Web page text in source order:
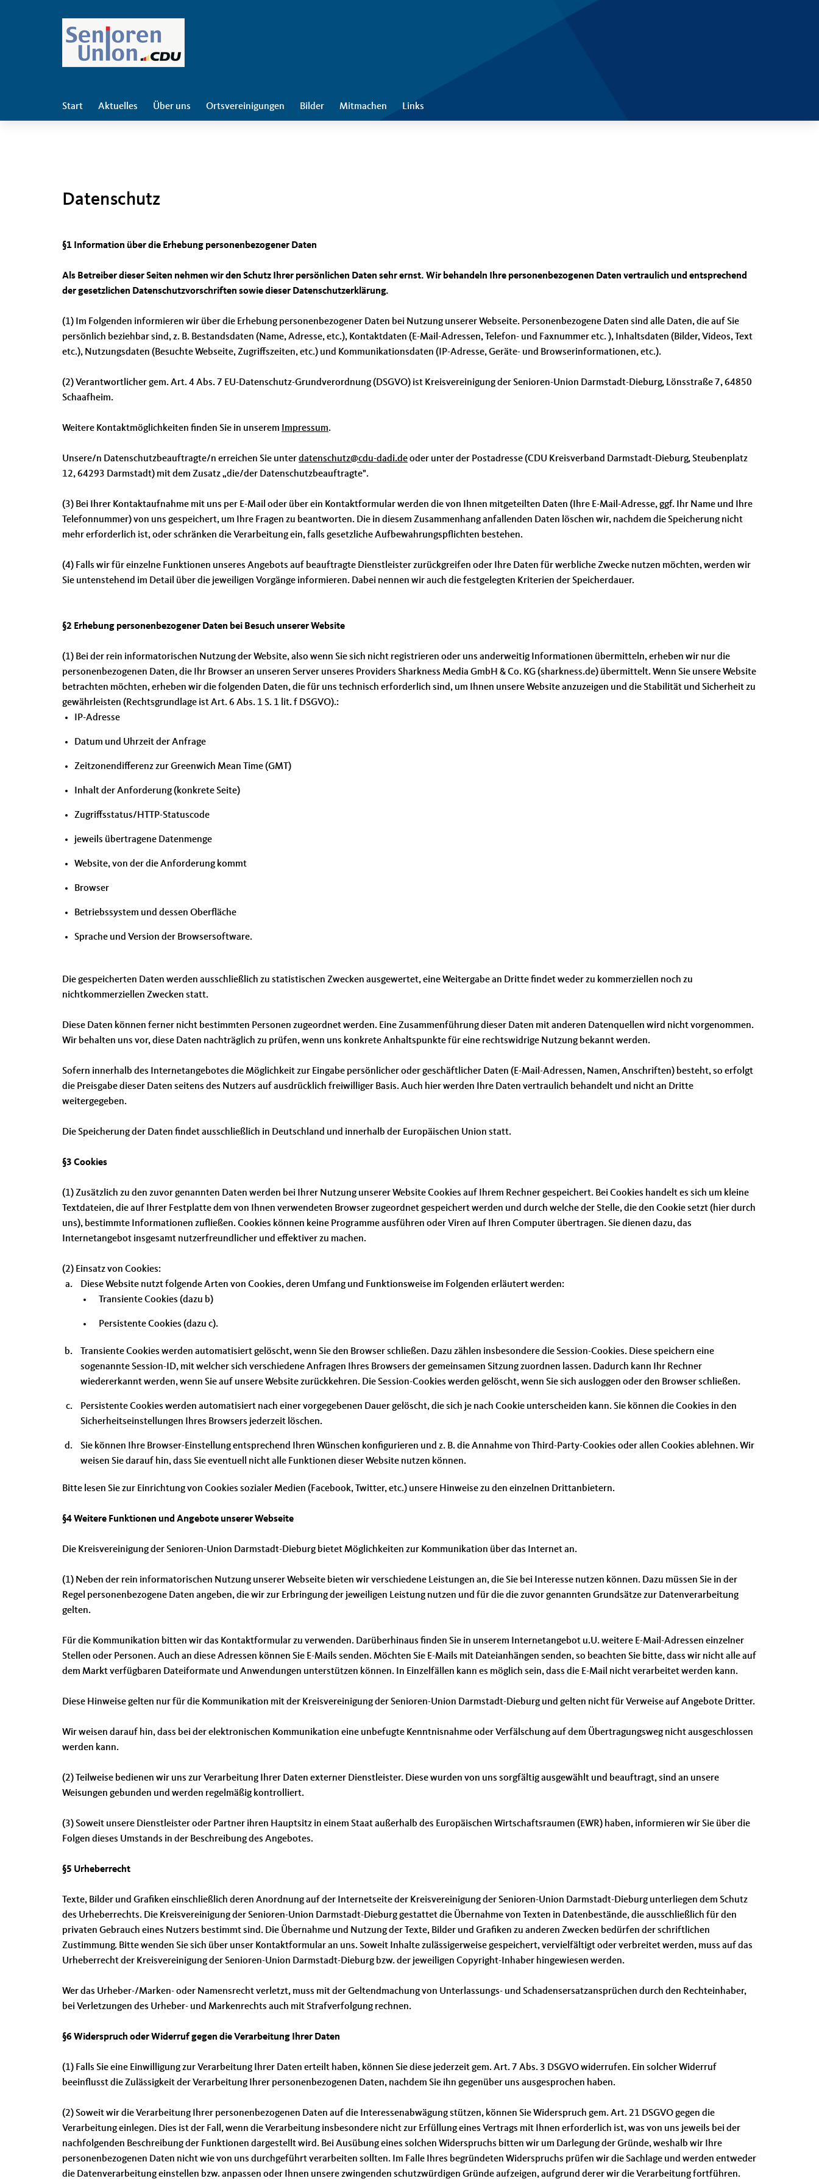
Start Aktuelles Über uns Ortsvereinigungen Bilder Mitmachen Links
Datenschutz
§1 Information über die Erhebung personenbezogener Daten
Als Betreiber dieser Seiten nehmen wir den Schutz Ihrer persönlichen Daten sehr ernst. Wir behandeln Ihre personenbezogenen Daten vertraulich und entsprechend
der gesetzlichen Datenschutzvorschriften sowie dieser Datenschutzerklärung.
(1) Im Folgenden informieren wir über die Erhebung personenbezogener Daten bei Nutzung unserer Webseite. Personenbezogene Daten sind alle Daten, die auf Sie
persönlich beziehbar sind, z. B. Bestandsdaten (Name, Adresse, etc.), Kontaktdaten (E-Mail-Adressen, Telefon- und Faxnummer etc. ), Inhaltsdaten (Bilder, Videos, Text
etc.), Nutzungsdaten (Besuchte Webseite, Zugriffszeiten, etc.) und Kommunikationsdaten (IP-Adresse, Geräte- und Browserinformationen, etc.).
(2) Verantwortlicher gem. Art. 4 Abs. 7 EU-Datenschutz-Grundverordnung (DSGVO) ist Kreisvereinigung der Senioren-Union Darmstadt-Dieburg, Lönsstraße 7, 64850
Schaafheim.
Weitere Kontaktmöglichkeiten finden Sie in unserem Impressum.
Unsere/n Datenschutzbeauftragte/n erreichen Sie unterdatenschutz@cdu-dadi.deoder unter der Postadresse (CDU Kreisverband Darmstadt-Dieburg, Steubenplatz
12, 64293 Darmstadt) mit dem Zusatz „die/der Datenschutzbeauftragte".
(3) Bei Ihrer Kontaktaufnahme mit uns per E-Mail oder über ein Kontaktformular werden die von Ihnen mitgeteilten Daten (Ihre E-Mail-Adresse, ggf. Ihr Name und Ihre
Telefonnummer) von uns gespeichert, um Ihre Fragen zu beantworten. Die in diesem Zusammenhang anfallenden Daten löschen wir, nachdem die Speicherung nicht
mehr erforderlich ist, oder schränken die Verarbeitung ein, falls gesetzliche Aufbewahrungspflichten bestehen.
(4) Falls wir für einzelne Funktionen unseres Angebots auf beauftragte Dienstleister zurückgreifen oder Ihre Daten für werbliche Zwecke nutzen möchten, werden wir
Sie untenstehend im Detail über die jeweiligen Vorgänge informieren. Dabei nennen wir auch die festgelegten Kriterien der Speicherdauer.
§2 Erhebung personenbezogener Daten bei Besuch unserer Website
(1) Bei der rein informatorischen Nutzung der Website, also wenn Sie sich nicht registrieren oder uns anderweitig Informationen übermitteln, erheben wir nur die
personenbezogenen Daten, die Ihr Browser an unseren Server unseres Providers Sharkness Media GmbH & Co. KG (sharkness.de) übermittelt. Wenn Sie unsere Website
betrachten möchten, erheben wir die folgenden Daten, die für uns technisch erforderlich sind, um Ihnen unsere Website anzuzeigen und die Stabilität und Sicherheit zu
gewährleisten (Rechtsgrundlage ist Art. 6 Abs. 1 S. 1 lit. f DSGVO).:
IP-Adresse
Datum und Uhrzeit der Anfrage
Zeitzonendifferenz zur Greenwich Mean Time (GMT)
Inhalt der Anforderung (konkrete Seite)
Zugriffsstatus/HTTP-Statuscode
jeweils übertragene Datenmenge
Website, von der die Anforderung kommt
Browser
Betriebssystem und dessen Oberfläche
Sprache und Version der Browsersoftware.
Die gespeicherten Daten werden ausschließlich zu statistischen Zwecken ausgewertet, eine Weitergabe an Dritte findet weder zu kommerziellen noch zu
nichtkommerziellen Zwecken statt.
Diese Daten können ferner nicht bestimmten Personen zugeordnet werden. Eine Zusammenführung dieser Daten mit anderen Datenquellen wird nicht vorgenommen.
Wir behalten uns vor, diese Daten nachträglich zu prüfen, wenn uns konkrete Anhaltspunkte für eine rechtswidrige Nutzung bekannt werden.
Sofern innerhalb des Internetangebotes die Möglichkeit zur Eingabe persönlicher oder geschäftlicher Daten (E-Mail-Adressen, Namen, Anschriften) besteht, so erfolgt
die Preisgabe dieser Daten seitens des Nutzers auf ausdrücklich freiwilliger Basis. Auch hier werden Ihre Daten vertraulich behandelt und nicht an Dritte
weitergegeben.
Die Speicherung der Daten findet ausschließlich in Deutschland und innerhalb der Europäischen Union statt.
§3 Cookies
(1) Zusätzlich zu den zuvor genannten Daten werden bei Ihrer Nutzung unserer Website Cookies auf Ihrem Rechner gespeichert. Bei Cookies handelt es sich um kleine
Textdateien, die auf Ihrer Festplatte dem von Ihnen verwendeten Browser zugeordnet gespeichert werden und durch welche der Stelle, die den Cookie setzt (hier durch
uns), bestimmte Informationen zufließen. Cookies können keine Programme ausführen oder Viren auf Ihren Computer übertragen. Sie dienen dazu, das
Internetangebot insgesamt nutzerfreundlicher und effektiver zu machen.
(2) Einsatz von Cookies:
Diese Website nutzt folgende Arten von Cookies, deren Umfang und Funktionsweise im Folgenden erläutert werden:
Transiente Cookies (dazu b)
Persistente Cookies (dazu c).
Transiente Cookies werden automatisiert gelöscht, wenn Sie den Browser schließen. Dazu zählen insbesondere die Session-Cookies. Diese speichern eine
sogenannte Session-ID, mit welcher sich verschiedene Anfragen Ihres Browsers der gemeinsamen Sitzung zuordnen lassen. Dadurch kann Ihr Rechner
wiedererkannt werden, wenn Sie auf unsere Website zurückkehren. Die Session-Cookies werden gelöscht, wenn Sie sich ausloggen oder den Browser schließen.
Persistente Cookies werden automatisiert nach einer vorgegebenen Dauer gelöscht, die sich je nach Cookie unterscheiden kann. Sie können die Cookies in den
Sicherheitseinstellungen Ihres Browsers jederzeit löschen.
Sie können Ihre Browser-Einstellung entsprechend Ihren Wünschen konfigurieren und z. B. die Annahme von Third-Party-Cookies oder allen Cookies ablehnen. Wir
weisen Sie darauf hin, dass Sie eventuell nicht alle Funktionen dieser Website nutzen können.
Bitte lesen Sie zur Einrichtung von Cookies sozialer Medien (Facebook, Twitter, etc.) unsere Hinweise zu den einzelnen Drittanbietern.
§4 Weitere Funktionen und Angebote unserer Webseite
Die Kreisvereinigung der Senioren-Union Darmstadt-Dieburg bietet Möglichkeiten zur Kommunikation über das Internet an.
(1) Neben der rein informatorischen Nutzung unserer Webseite bieten wir verschiedene Leistungen an, die Sie bei Interesse nutzen können. Dazu müssen Sie in der
Regel personenbezogene Daten angeben, die wir zur Erbringung der jeweiligen Leistung nutzen und für die die zuvor genannten Grundsätze zur Datenverarbeitung
gelten.
Für die Kommunikation bitten wir das Kontaktformular zu verwenden. Darüberhinaus finden Sie in unserem Internetangebot u.U. weitere E-Mail-Adressen einzelner
Stellen oder Personen. Auch an diese Adressen können Sie E-Mails senden. Möchten Sie E-Mails mit Dateianhängen senden, so beachten Sie bitte, dass wir nicht alle auf
dem Markt verfügbaren Dateiformate und Anwendungen unterstützen können. In Einzelfällen kann es möglich sein, dass die E-Mail nicht verarbeitet werden kann.
Diese Hinweise gelten nur für die Kommunikation mit der Kreisvereinigung der Senioren-Union Darmstadt-Dieburg und gelten nicht für Verweise auf Angebote Dritter.
Wir weisen darauf hin, dass bei der elektronischen Kommunikation eine unbefugte Kenntnisnahme oder Verfälschung auf dem Übertragungsweg nicht ausgeschlossen
werden kann.
(2) Teilweise bedienen wir uns zur Verarbeitung Ihrer Daten externer Dienstleister. Diese wurden von uns sorgfältig ausgewählt und beauftragt, sind an unsere
Weisungen gebunden und werden regelmäßig kontrolliert.
(3) Soweit unsere Dienstleister oder Partner ihren Hauptsitz in einem Staat außerhalb des Europäischen Wirtschaftsraumen (EWR) haben, informieren wir Sie über die
Folgen dieses Umstands in der Beschreibung des Angebotes.
§5 Urheberrecht
Texte, Bilder und Grafiken einschließlich deren Anordnung auf der Internetseite der Kreisvereinigung der Senioren-Union Darmstadt-Dieburg unterliegen dem Schutz
des Urheberrechts. Die Kreisvereinigung der Senioren-Union Darmstadt-Dieburg gestattet die Übernahme von Texten in Datenbestände, die ausschließlich für den
privaten Gebrauch eines Nutzers bestimmt sind. Die Übernahme und Nutzung der Texte, Bilder und Grafiken zu anderen Zwecken bedürfen der schriftlichen
Zustimmung. Bitte wenden Sie sich über unser Kontaktformular an uns. Soweit Inhalte zulässigerweise gespeichert, vervielfältigt oder verbreitet werden, muss auf das
Urheberrecht der Kreisvereinigung der Senioren-Union Darmstadt-Dieburg bzw. der jeweiligen Copyright-Inhaber hingewiesen werden.
Wer das Urheber-/Marken- oder Namensrecht verletzt, muss mit der Geltendmachung von Unterlassungs- und Schadensersatzansprüchen durch den Rechteinhaber,
bei Verletzungen des Urheber- und Markenrechts auch mit Strafverfolgung rechnen.
§6 Widerspruch oder Widerruf gegen die Verarbeitung Ihrer Daten
(1) Falls Sie eine Einwilligung zur Verarbeitung Ihrer Daten erteilt haben, können Sie diese jederzeit gem. Art. 7 Abs. 3 DSGVO widerrufen. Ein solcher Widerruf
beeinflusst die Zulässigkeit der Verarbeitung Ihrer personenbezogenen Daten, nachdem Sie ihn gegenüber uns ausgesprochen haben.
(2) Soweit wir die Verarbeitung Ihrer personenbezogenen Daten auf die Interessenabwägung stützen, können Sie Widerspruch gem. Art. 21 DSGVO gegen die
Verarbeitung einlegen. Dies ist der Fall, wenn die Verarbeitung insbesondere nicht zur Erfüllung eines Vertrags mit Ihnen erforderlich ist, was von uns jeweils bei der
nachfolgenden Beschreibung der Funktionen dargestellt wird. Bei Ausübung eines solchen Widerspruchs bitten wir um Darlegung der Gründe, weshalb wir Ihre
personenbezogenen Daten nicht wie von uns durchgeführt verarbeiten sollten. Im Falle Ihres begründeten Widerspruchs prüfen wir die Sachlage und werden entweder
die Datenverarbeitung einstellen bzw. anpassen oder Ihnen unsere zwingenden schutzwürdigen Gründe aufzeigen, aufgrund derer wir die Verarbeitung fortführen.